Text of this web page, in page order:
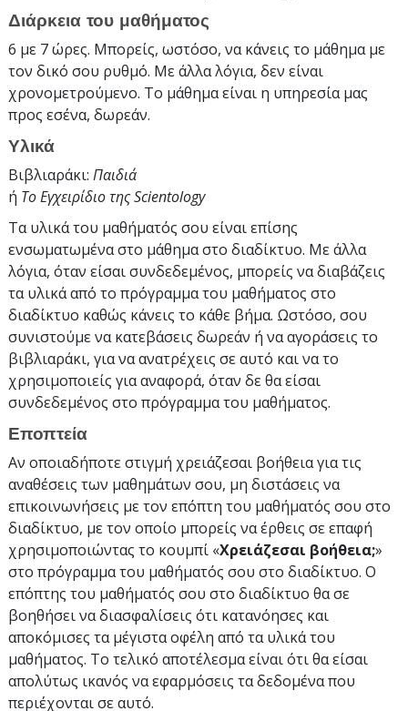
Διάρκεια του μαθήματος
6 με 7 ώρες. Μπορείς, ωστόσο, να κάνεις το μάθημα με
τον δικό σου ρυθμό. Με άλλα λόγια, δεν είναι
χρονομετρούμενο. Το μάθημα είναι η υπηρεσία μας
προς εσένα, δωρεάν.
Υλικά
Βιβλιαράκι: Παιδιά
ή Το Εγχειρίδιο της Scientology
Τα υλικά του μαθήματός σου είναι επίσης
ενσωματωμένα στο μάθημα στο διαδίκτυο. Με άλλα
λόγια, όταν είσαι συνδεδεμένος, μπορείς να διαβάζεις
τα υλικά από το πρόγραμμα του μαθήματος στο
διαδίκτυο καθώς κάνεις το κάθε βήμα. Ωστόσο, σου
συνιστούμε να κατεβάσεις δωρεάν ή να αγοράσεις το
βιβλιαράκι, για να ανατρέχεις σε αυτό και να το
χρησιμοποιείς για αναφορά, όταν δε θα είσαι
συνδεδεμένος στο πρόγραμμα του μαθήματος.
Εποπτεία
Αν οποιαδήποτε στιγμή χρειάζεσαι βοήθεια για τις
αναθέσεις των μαθημάτων σου, μη διστάσεις να
επικοινωνήσεις με τον επόπτη του μαθήματός σου στο
διαδίκτυο, με τον οποίο μπορείς να έρθεις σε επαφή
χρησιμοποιώντας το κουμπί «Χρειάζεσαι βοήθεια;»
στο πρόγραμμα του μαθήματός σου στο διαδίκτυο. Ο
επόπτης του μαθήματός σου στο διαδίκτυο θα σε
βοηθήσει να διασφαλίσεις ότι κατανόησες και
αποκόμισες τα μέγιστα οφέλη από τα υλικά του
μαθήματος. Το τελικό αποτέλεσμα είναι ότι θα είσαι
απολύτως ικανός να εφαρμόσεις τα δεδομένα που
περιέχονται σε αυτό.